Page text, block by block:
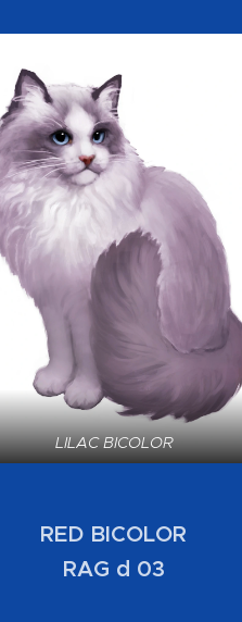
LILAC BICOLOR
RED BICOLOR
RAG d 03